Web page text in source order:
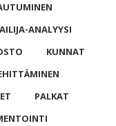
ANALYYSI
KUNNAT
PALKAT